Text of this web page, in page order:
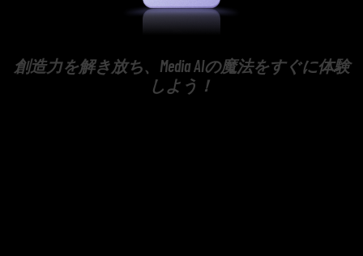
創造力を解き放ち、Media AIの魔法をすぐに体験
しよう！